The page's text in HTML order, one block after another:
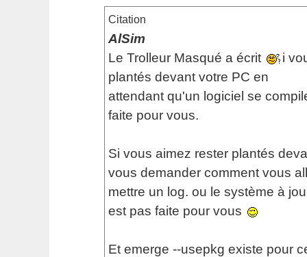
Citation
AlSim
Le Trolleur Masqué a écrit
i
plantés devant votre PC en
attendant qu'un logiciel se
faite pour vous.
Si vous aimez rester plantés
vous demander comment vous
mettre un log. ou le système à
est pas faite pour vous
Et emerge --usepkg existe pour